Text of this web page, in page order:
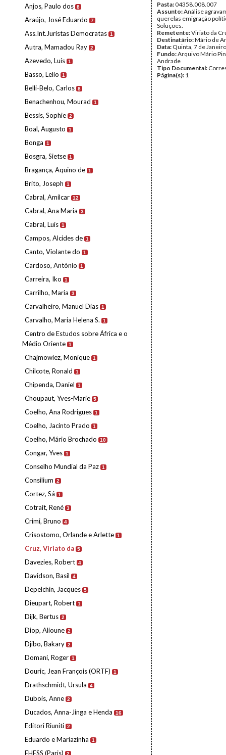
Anjos, Paulo dos 8
Araújo, José Eduardo 7
Ass.Int.Juristas Democratas 1
Autra, Mamadou Ray 2
Azevedo, Luís 1
Basso, Lelio 1
Belli-Belo, Carlos 8
Benachenhou, Mourad 1
Bessis, Sophie 2
Boal, Augusto 1
Bonga 1
Bosgra, Sietse 1
Bragança, Aquino de 1
Brito, Joseph 1
Cabral, Amílcar 12
Cabral, Ana Maria 3
Cabral, Luís 1
Campos, Alcides de 1
Canto, Violante do 1
Cardoso, António 1
Carreira, Iko 1
Carrilho, Maria 3
Carvalheiro, Manuel Dias 1
Carvalho, Maria Helena S. 1
Centro de Estudos sobre África e o
Médio Oriente 1
Chajmowiez, Monique 1
Chilcote, Ronald 1
Chipenda, Daniel 1
Choupaut, Yves-Marie 5
Coelho, Ana Rodrigues 1
Coelho, Jacinto Prado 1
Coelho, Mário Brochado 10
Congar, Yves 1
Conselho Mundial da Paz 1
Consilium 2
Cortez, Sá 1
Cotrait, René 3
Crimi, Bruno 4
Crisostomo, Orlande e Arlette 1
Cruz, Viriato da 5
Davezies, Robert 4
Davidson, Basil 4
Depelchin, Jacques 5
Dieupart, Robert 1
Dijk, Bertus 2
Diop, Alioune 2
Djibo, Bakary 2
Domani, Roger 1
Douric, Jean François (ORTF) 1
Drathschmidt, Ursula 4
Dubois, Anne 2
Ducados, Anna-Jinga e Henda 16
Editori Riuniti 2
Eduardo e Mariazinha 1
EHESS (Paris) 2
Pasta:04358.008.007
Assunto:Análise
querelas emigração
Soluções.
Remetente:Viriato da
Destinatário:Mário de
Data: Quinta, 7 de
Fundo:Arquivo Mário
Andrade
Tipo Documental:
Página(s): 1